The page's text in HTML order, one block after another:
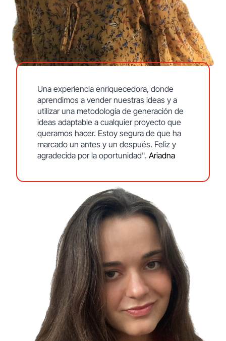
Una experiencia enriquecedora, donde
aprendimos a vender nuestras ideas y a
utilizar una metodología de generación de
ideas adaptable a cualquier proyecto que
queramos hacer. Estoy segura de que ha
marcado un antes y un después. Feliz y
agradecida por la oportunidad". Ariadna